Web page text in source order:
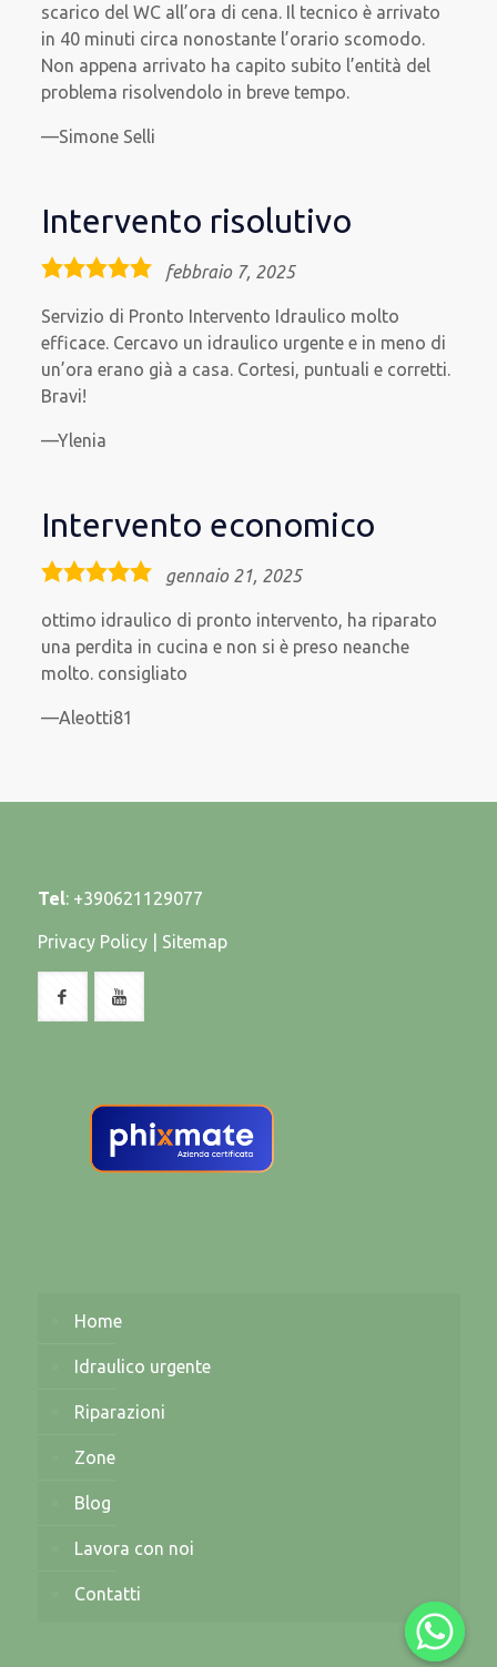
scarico del WC all’ora di cena. Il tecnico è arrivato
in 40 minuti circa nonostante l’orario scomodo.
Non appena arrivato ha capito subito l’entità del
problema risolvendolo in breve tempo.
Simone Selli
Intervento risolutivo
5,0
febbraio 7, 2025
Servizio di Pronto Intervento Idraulico molto
efficace. Cercavo un idraulico urgente e in meno di
un’ora erano già a casa. Cortesi, puntuali e corretti.
Bravi!
Ylenia
Intervento economico
5,0
gennaio 21, 2025
ottimo idraulico di pronto intervento, ha riparato
una perdita in cucina e non si è preso neanche
molto. consigliato
Aleotti81
Tel: +390621129077
Privacy Policy| Sitemap
Home
Idraulico urgente
Riparazioni
Zone
Blog
Lavora con noi
Contatti